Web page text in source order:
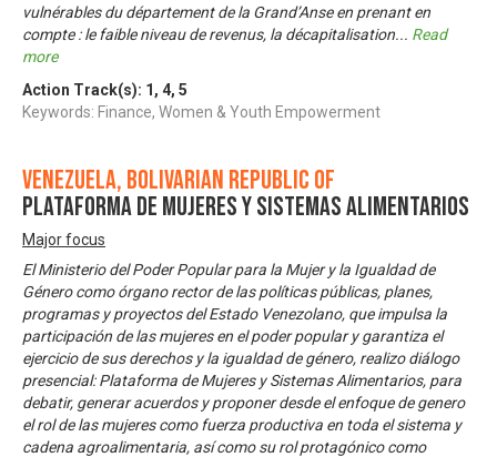
vulnérables du département de la Grand’Anse en prenant en
compte : le faible niveau de revenus, la décapitalisation... Read
more
Action Track(s): 1 , 4, 5
Keywords: Finance, Women & Youth Empowerment
Venezuela, Bolivarian Republic of
Plataforma de Mujeres y Sistemas Alimentarios
Major focus
El Ministerio del Poder Popular para la Mujer y la Igualdad de
Género como órgano rector de las políticas públicas, planes,
programas y proyectos del Estado Venezolano, que impulsa la
participación de las mujeres en el poder popular y garantiza el
ejercicio de sus derechos y la igualdad de género, realizo diálogo
presencial: Plataforma de Mujeres y Sistemas Alimentarios, para
debatir, generar acuerdos y proponer desde el enfoque de genero
el rol de las mujeres como fuerza productiva en toda el sistema y
cadena agroalimentaria, así como su rol protagónico como